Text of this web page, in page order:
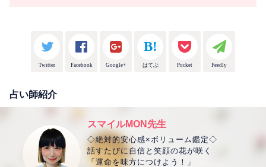
Twitter Facebook Google+ はてぶ Pocket Feedly
占い師紹介
スマイルMON先生
◇絶対的安心感×ボリューム鑑定◇
話すたびに自信と笑顔の花が咲く
「運命を味方につけよう！」